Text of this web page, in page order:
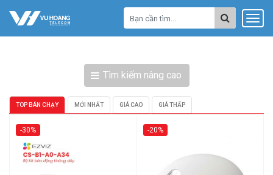
Tìm kiếm nâng cao
TOP BÁN CHẠY MỚI NHẤT GIÁ CAO GIÁ THẤP
-30% -20%